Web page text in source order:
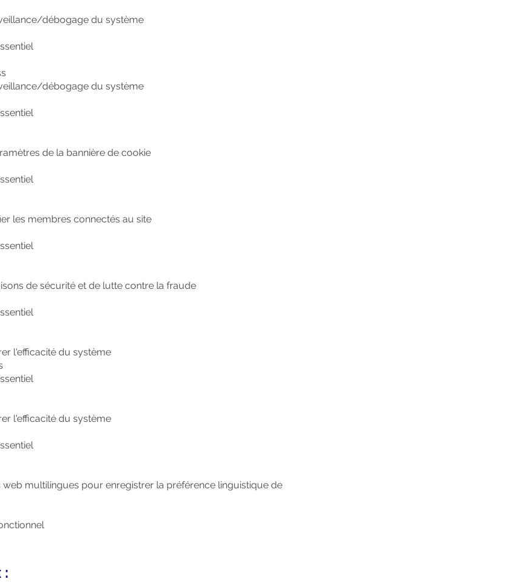
débogage du système
débogage du système
de la bannière de cookie
les membres connectés au site
de sécurité et de lutte contre la fraude
l'efficacité du système
l'efficacité du système
web multilingues pour enregistrer la préférence linguistique de
: